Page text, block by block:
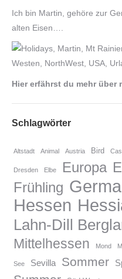
Ich bin Martin, gehöre zur
alten Eisen….
Hier erfährst du mehr über
Schlagwörter
Altstadt Animal Austria Bird
Dresden Elbe Europa
Frühling
Hessen
Lahn-Dill
Mittelhessen Mond
See Sevilla Sommer